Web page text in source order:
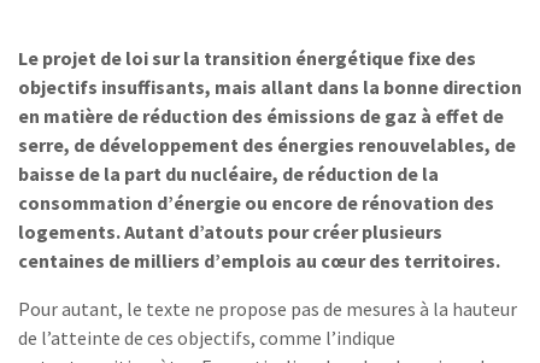
Le projet de loi sur la transition énergétique fixe des
objectifs insuffisants, mais allant dans la bonne direction
en matière de réduction des émissions de gaz à effet de
serre, de développement des énergies renouvelables, de
baisse de la part du nucléaire, de réduction de la
consommation d’énergie ou encore de rénovation des
logements. Autant d’atouts pour créer plusieurs
centaines de milliers d’emplois au cœur des territoires.
Pour autant, le texte ne propose pas de mesures à la hauteur
de l’atteinte de ces objectifs, comme l’indique